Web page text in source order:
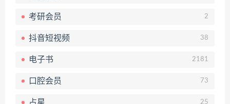
考研会员 2
抖音短视频 38
电子书 2181
口腔会员 73
占星 25